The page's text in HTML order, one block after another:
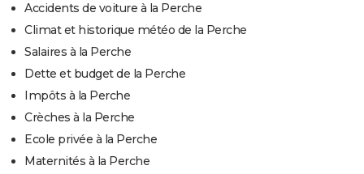
Accidents de voiture à la Perche
Climat et historique météo de la Perche
Salaires à la Perche
Dette et budget de la Perche
Impôts à la Perche
Crèches à la Perche
Ecole privée à la Perche
Maternités à la Perche